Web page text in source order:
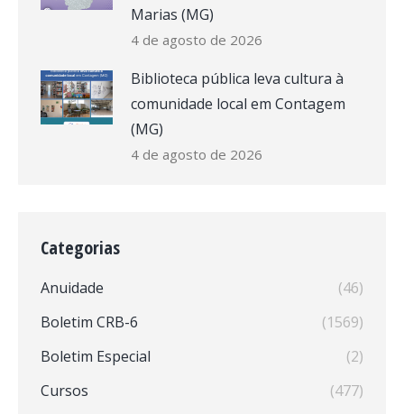
Marias (MG)
4 de agosto de 2026
Biblioteca pública leva cultura à
comunidade local em Contagem
(MG)
4 de agosto de 2026
Categorias
Anuidade
(46)
Boletim CRB-6
(1569)
Boletim Especial
(2)
Cursos
(477)